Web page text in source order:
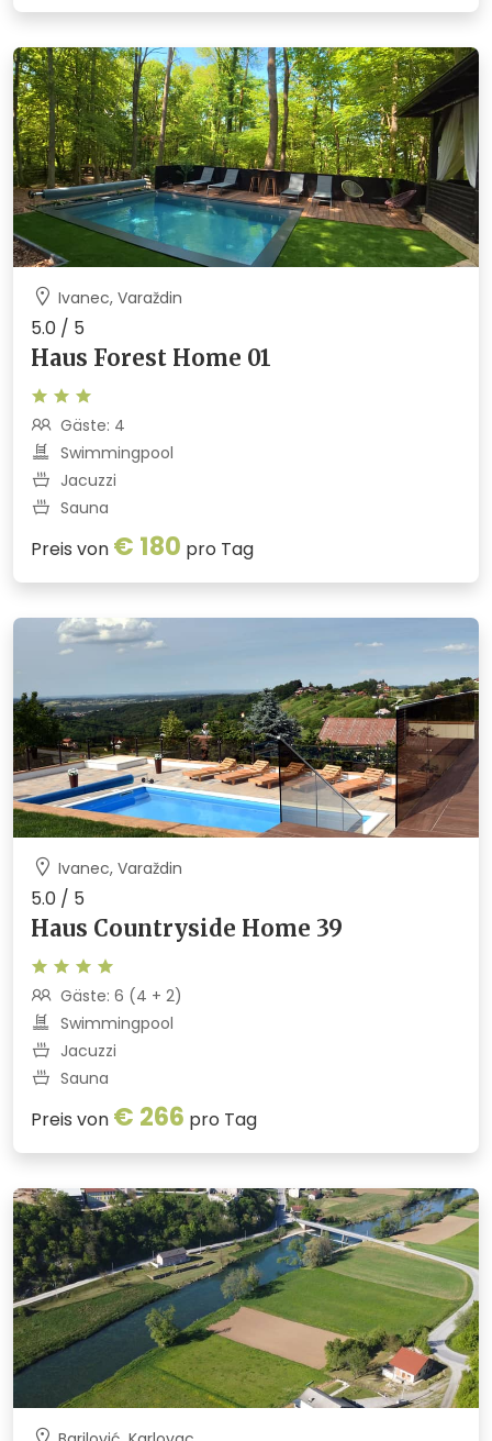
Ivanec, Varaždin
5.0 / 5
Haus Forest Home 01
Gäste: 4
Swimmingpool
Jacuzzi
Sauna
Preis von € 180 pro Tag
Ivanec, Varaždin
5.0 / 5
Haus Countryside Home 39
Gäste: 6 (4 + 2)
Swimmingpool
Jacuzzi
Sauna
Preis von € 266 pro Tag